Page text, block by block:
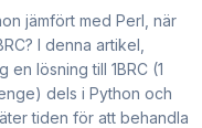
jämfört med Perl, när
I denna artikel,
en lösning till 1BRC (1
dels i Python och
tiden för att behandla